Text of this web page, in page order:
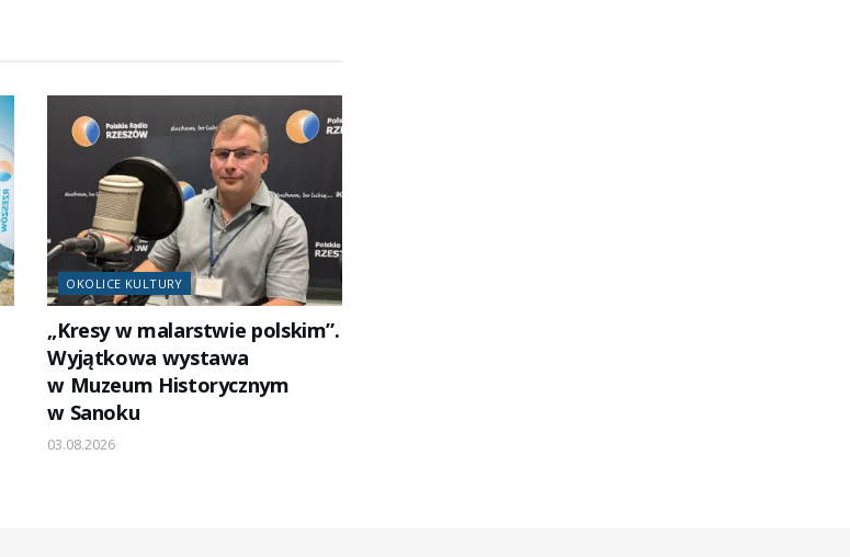
OKOLICE KULTURY
„Kresy w malarstwie polskim”.
Wyjątkowa wystawa
w Muzeum Historycznym
w Sanoku
03.08.2026